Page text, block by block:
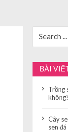
for:
BÀI
Trồng
không?
Cây
sen